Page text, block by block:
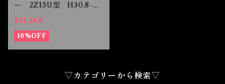
ー 2Z15U型 H30.8-R
2.4 LED用 ヘッドライ
トプロテクションフィルム
¥11,268
10%OFF
▽カテゴリーから検索▽